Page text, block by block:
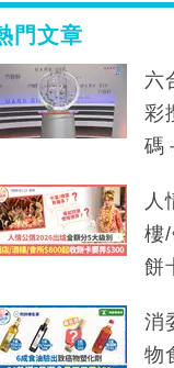
門文章
六
彩
碼
人
樓
餅
消
物